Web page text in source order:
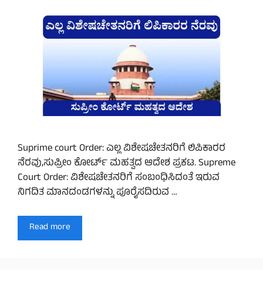
Suprime court Order: ಎಲ್ಲ ವಿಶೇಷಚೇತನರಿಗೆ ಲಿಪಿಕಾರರ
ನೆರವು,ಸುಪ್ರೀಂ ಕೋರ್ಟ್ ಮಹತ್ವದ ಆದೇಶ ಪ್ರಕಟ. Supreme
Court Order: ವಿಶೇಷಚೇತನರಿಗೆ ಸಂಬಂಧಿಸಿದಂತೆ ಇರುವ
ನಿಗದಿತ ಮಾನದಂಡಗಳನ್ನು ಪೂರೈಸದಿರುವ …
Read more